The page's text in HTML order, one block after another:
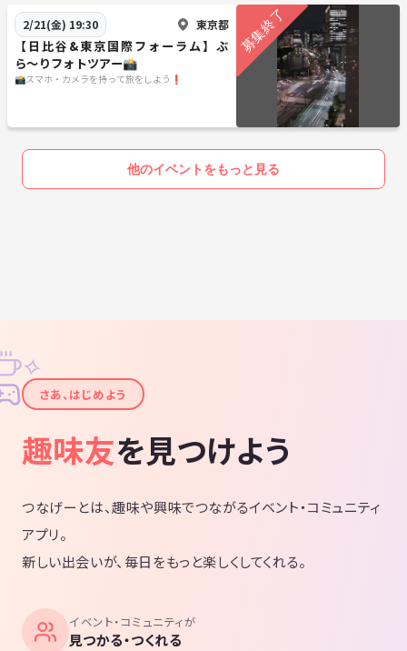
2/21(金) 19:30 東京都
【日比谷&東京国際フォーラム】ぶ
ら〜りフォトツアー📸
📸スマホ・カメラを持って旅をしよう❗️
他のイベントをもっと見る
✦
✧
さあ、はじめよう
趣味友を見つけよう
つなげーとは、趣味や興味でつながるイベント・コミュニティ
アプリ。
新しい出会いが、毎日をもっと楽しくしてくれる。
イベント・コミュニティが
見つかる・つくれる